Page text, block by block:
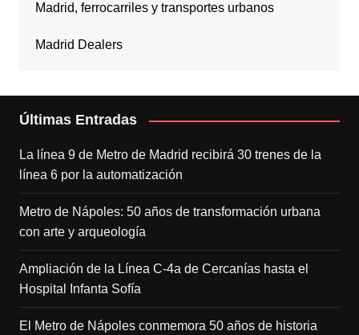
Madrid, ferrocarriles y transportes urbanos
Madrid Dealers
Últimas Entradas
La línea 9 de Metro de Madrid recibirá 30 trenes de la
línea 6 por la automatización
Metro de Nápoles: 50 años de transformación urbana
con arte y arqueología
Ampliación de la Línea C-4a de Cercanías hasta el
Hospital Infanta Sofía
El Metro de Nápoles conmemora 50 años de historia